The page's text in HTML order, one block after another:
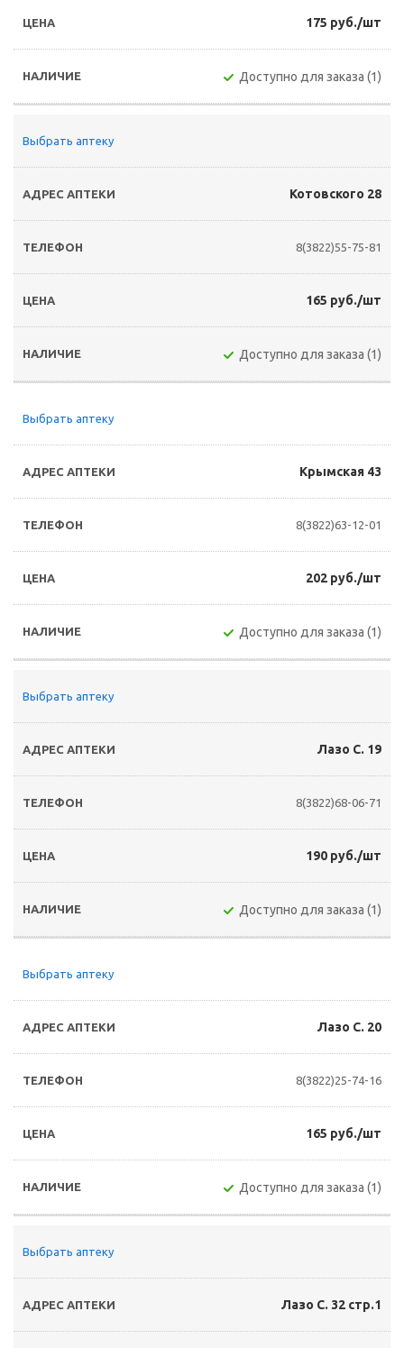
175 руб./шт
Доступно для заказа (1)
Выбрать аптеку
Котовского 28
8(3822)55-75-81
165 руб./шт
Доступно для заказа (1)
Выбрать аптеку
Крымская 43
8(3822)63-12-01
202 руб./шт
Доступно для заказа (1)
Выбрать аптеку
Лазо С. 19
8(3822)68-06-71
190 руб./шт
Доступно для заказа (1)
Выбрать аптеку
Лазо С. 20
8(3822)25-74-16
165 руб./шт
Доступно для заказа (1)
Выбрать аптеку
Лазо С. 32 стр.1